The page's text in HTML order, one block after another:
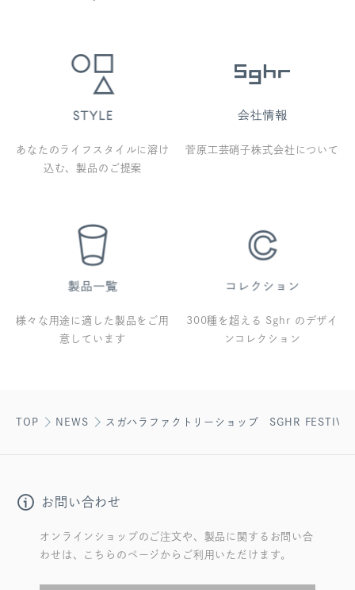
あなたのライフスタイルに溶け
込む、製品のご提案
菅原工芸硝子株式会社について
様々な用途に適した製品をご用
意しています
300種を超える Sghr のデザイ
ンコレクション
TOP NEWS スガハラファクトリーショップ SGHR
お問い合わせ
オンラインショップのご注文や、製品に関するお問い合
わせは、こちらのページからご利用いただけます。